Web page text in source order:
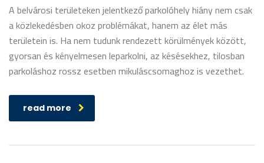
A belvárosi területeken jelentkező parkolóhely hiány nem csak
a közlekedésben okoz problémákat, hanem az élet más
területein is. Ha nem tudunk rendezett körülmények között,
gyorsan és kényelmesen leparkolni, az késésekhez, tilosban
parkoláshoz rossz esetben mikuláscsomaghoz is vezethet.
read more